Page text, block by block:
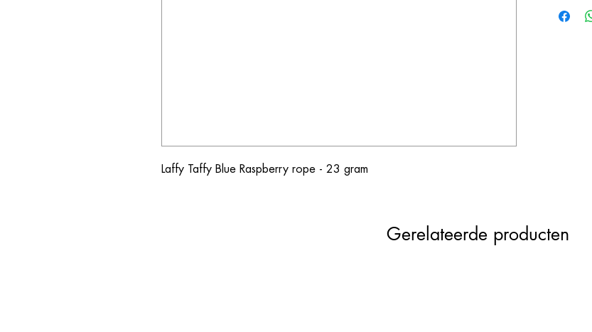
Laffy Taffy Blue Raspberry rope - 23 gram
Gerelateerde producten